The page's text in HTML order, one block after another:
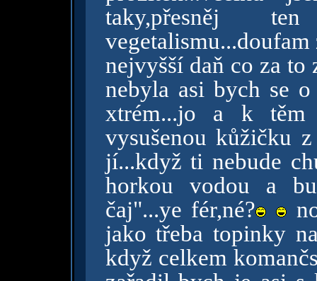
taky,přesněj
nejvyšší daň co za
nebyla asi bych se
xtrém...jo a k těm
vysušenou kůžičku
jí...když ti nebude
horkou vodou a
čaj"...ye fér,né?
jako třeba topinky
když celkem